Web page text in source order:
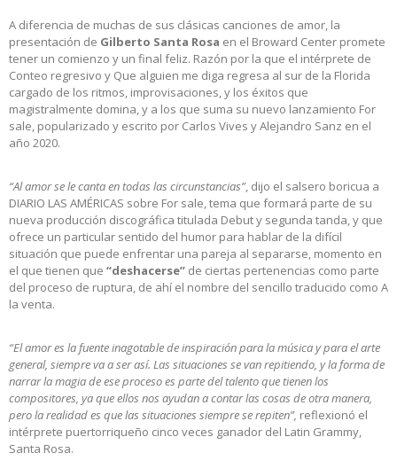
A diferencia de muchas de sus clásicas canciones de amor, la
presentación de Gilberto Santa Rosa en el Broward Center promete
tener un comienzo y un final feliz. Razón por la que el intérprete de
Conteo regresivo y Que alguien me diga regresa al sur de la Florida
cargado de los ritmos, improvisaciones, y los éxitos que
magistralmente domina, y a los que suma su nuevo lanzamiento For
sale, popularizado y escrito por Carlos Vives y Alejandro Sanz en el
año 2020.
“Al amor se le canta en todas las circunstancias”, dijo el salsero boricua a
DIARIO LAS AMÉRICAS sobre For sale, tema que formará parte de su
nueva producción discográfica titulada Debut y segunda tanda, y que
ofrece un particular sentido del humor para hablar de la difícil
situación que puede enfrentar una pareja al separarse, momento en
el que tienen que “deshacerse” de ciertas pertenencias como parte
del proceso de ruptura, de ahí el nombre del sencillo traducido como A
la venta.
“El amor es la fuente inagotable de inspiración para la música y para el arte
general, siempre va a ser así. Las situaciones se van repitiendo, y la forma de
narrar la magia de ese proceso es parte del talento que tienen los
compositores, ya que ellos nos ayudan a contar las cosas de otra manera,
pero la realidad es que las situaciones siempre se repiten”, reflexionó el
intérprete puertorriqueño cinco veces ganador del Latin Grammy,
Santa Rosa.